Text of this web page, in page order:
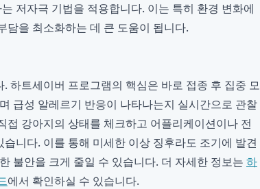
저자극 기법을 적용합니다. 이는 특히 환경 변화에
담을 최소화하는 데 큰 도움이 됩니다.
하트세이버 프로그램의 핵심은 바로 접종 후 집중 모
급성 알레르기 반응이 나타나는지 실시간으로 관찰
강아지의 상태를 체크하고 어플리케이션이나 전
니다. 이를 통해 미세한 이상 징후라도 조기에 발견
불안을 크게 줄일 수 있습니다. 더 자세한 정보는 하
에서 확인하실 수 있습니다.